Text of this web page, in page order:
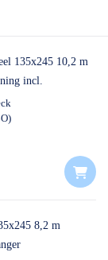
135x245 10,2 m
incl.
8,2 m